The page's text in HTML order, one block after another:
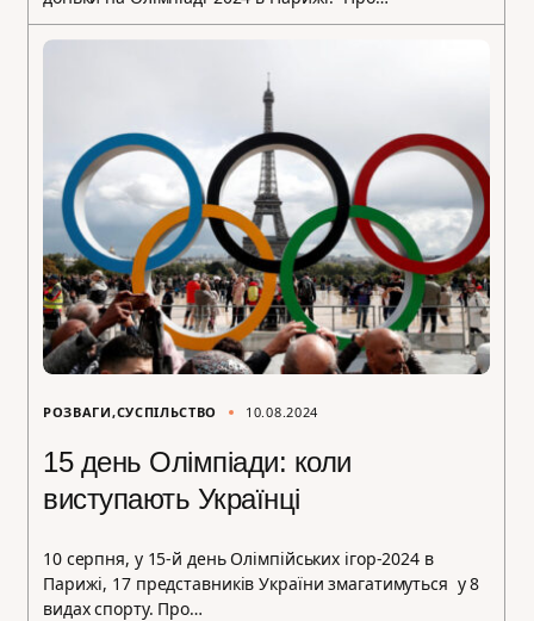
РОЗВАГИ СУСПІЛЬСТВО 10.08.2024
15 день Олімпіади: коли
виступають Українці
10 серпня, у 15-й день Олімпійських ігор-2024 в
Парижі, 17 представників України змагатимуться у 8
видах спорту. Про…